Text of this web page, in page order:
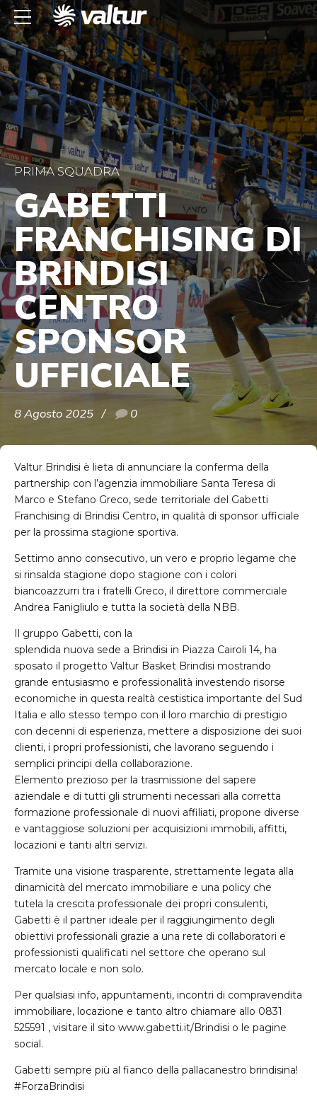
PRIMA SQUADRA
GABETTI
FRANCHISING DI
BRINDISI
CENTRO
SPONSOR
UFFICIALE
8 Agosto 2025 0
Valtur Brindisi è lieta di annunciare la conferma della
partnership con l’agenzia immobiliare Santa Teresa di
Marco e Stefano Greco, sede territoriale del Gabetti
Franchising di Brindisi Centro, in qualità di sponsor ufficiale
per la prossima stagione sportiva.
Settimo anno consecutivo, un vero e proprio legame che
si rinsalda stagione dopo stagione con i colori
biancoazzurri tra i fratelli Greco, il direttore commerciale
Andrea Fanigliulo e tutta la società della NBB.
Il gruppo Gabetti, con la
splendida nuova sede a Brindisi in Piazza Cairoli 14, ha
sposato il progetto Valtur Basket Brindisi mostrando
grande entusiasmo e professionalità investendo risorse
economiche in questa realtà cestistica importante del Sud
Italia e allo stesso tempo con il loro marchio di prestigio
con decenni di esperienza, mettere a disposizione dei suoi
clienti, i propri professionisti, che lavorano seguendo i
semplici principi della collaborazione.
Elemento prezioso per la trasmissione del sapere
aziendale e di tutti gli strumenti necessari alla corretta
formazione professionale di nuovi affiliati, propone diverse
e vantaggiose soluzioni per acquisizioni immobili, affitti,
locazioni e tanti altri servizi.
Tramite una visione trasparente, strettamente legata alla
dinamicità del mercato immobiliare e una policy che
tutela la crescita professionale dei propri consulenti,
Gabetti è il partner ideale per il raggiungimento degli
obiettivi professionali grazie a una rete di collaboratori e
professionisti qualificati nel settore che operano sul
mercato locale e non solo.
Per qualsiasi info, appuntamenti, incontri di compravendita
immobiliare, locazione e tanto altro chiamare allo 0831
525591 , visitare il sito www.gabetti.it/Brindisi o le pagine
social.
Gabetti sempre più al fianco della pallacanestro brindisina!
#ForzaBrindisi